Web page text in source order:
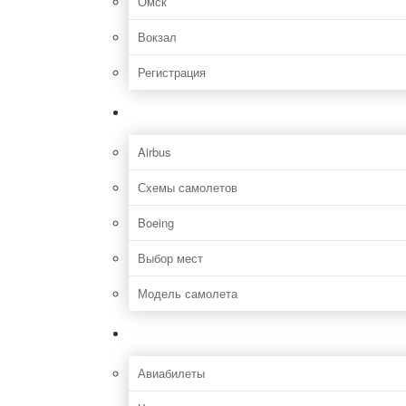
Вокзал
Регистрация
Airbus
Схемы самолетов
Boeing
Выбор мест
Модель самолета
Авиабилеты